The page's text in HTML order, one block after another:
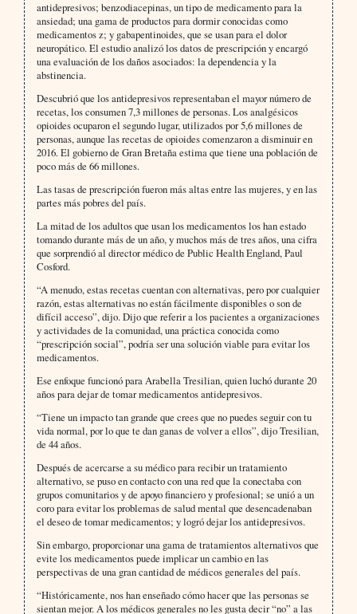
antidepresivos; benzodiacepinas, un tipo de medicamento para la
ansiedad; una gama de productos para dormir conocidas como
medicamentos z; y gabapentinoides, que se usan para el dolor
neuropático. El estudio analizó los datos de prescripción y encargó
una evaluación de los daños asociados: la dependencia y la
abstinencia.
Descubrió que los antidepresivos representaban el mayor número de
recetas, los consumen 7,3 millones de personas. Los analgésicos
opioides ocuparon el segundo lugar, utilizados por 5,6 millones de
personas, aunque las recetas de opioides comenzaron a disminuir en
2016. El gobierno de Gran Bretaña estima que tiene una población de
poco más de 66 millones.
Las tasas de prescripción fueron más altas entre las mujeres, y en las
partes más pobres del país.
La mitad de los adultos que usan los medicamentos los han estado
tomando durante más de un año, y muchos más de tres años, una cifra
que sorprendió al director médico de Public Health England, Paul
Cosford.
“A menudo, estas recetas cuentan con alternativas, pero por cualquier
razón, estas alternativas no están fácilmente disponibles o son de
difícil acceso”, dijo. Dijo que referir a los pacientes a organizaciones
y actividades de la comunidad, una práctica conocida como
“prescripción social”, podría ser una solución viable para evitar los
medicamentos.
Ese enfoque funcionó para Arabella Tresilian, quien luchó durante 20
años para dejar de tomar medicamentos antidepresivos.
“Tiene un impacto tan grande que crees que no puedes seguir con tu
vida normal, por lo que te dan ganas de volver a ellos”, dijo Tresilian,
de 44 años.
Después de acercarse a su médico para recibir un tratamiento
alternativo, se puso en contacto con una red que la conectaba con
grupos comunitarios y de apoyo financiero y profesional; se unió a un
coro para evitar los problemas de salud mental que desencadenaban
el deseo de tomar medicamentos; y logró dejar los antidepresivos.
Sin embargo, proporcionar una gama de tratamientos alternativos que
evite los medicamentos puede implicar un cambio en las
perspectivas de una gran cantidad de médicos generales del país.
“Históricamente, nos han enseñado cómo hacer que las personas se
sientan mejor. A los médicos generales no les gusta decir “no” a las